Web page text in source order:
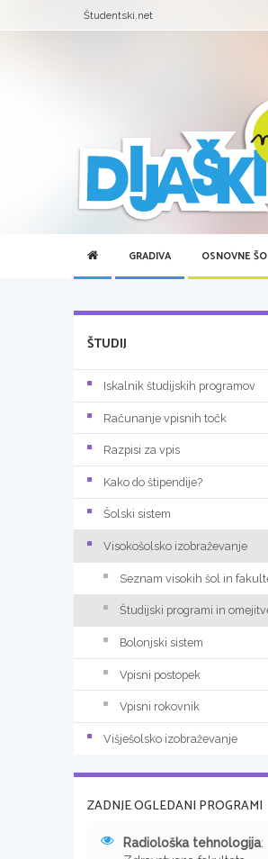
Študentski.net
GRADIVA OSNOVNE
ŠTUDIJ
Iskalnik študijskih programov
Računanje vpisnih točk
Razpisi za vpis
Kako do štipendije?
Šolski sistem
Visokošolsko izobraževanje
Seznam visokih šol in
Študijski programi in
Bolonjski sistem
Vpisni postopek
Vpisni rokovnik
Višješolsko izobraževanje
ZADNJE OGLEDANI PROGRAMI
Radiološka tehnologija: